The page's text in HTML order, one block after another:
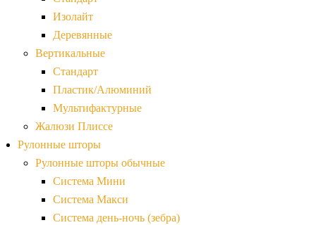
Изолайт
Деревянные
Вертикальные
Стандарт
Пластик/Алюминий
Мультифактурные
Жалюзи Плиссе
Рулонные шторы
Рулонные шторы обычные
Система Мини
Система Макси
Система день-ночь (зебра)